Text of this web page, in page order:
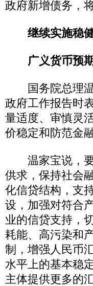
政府新增债务，
继续实施稳
广义货币预
国务院总理温
政府工作报告时
量适度、审慎灵
价稳定和防范金
温家宝说，要
供求，保持社会
化信贷结构，支
设，加强对符合
业的信贷支持，
耗能、高污染和
制，增强人民币
水平上的基本稳
主体提供更多的